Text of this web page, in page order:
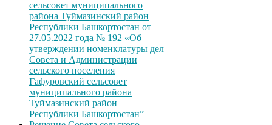
сельсовет муниципального
района Туймазинский район
Республики Башкортостан от
27.05.2022 года № 192 «Об
утверждении номенклатуры дел
Совета и Администрации
сельского поселения
Гафуровский сельсовет
муниципального района
Туймазинский район
Республики Башкортостан”